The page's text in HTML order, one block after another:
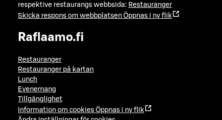
respektive restaurangs webbsida: Restauranger
Skicka respons om webbplatsen Öppnas i ny flik
Raflaamo.fi
Restauranger
Restauranger på kartan
Lunch
Evenemang
Tillgänglighet
Information om cookies Öppnas i ny flik